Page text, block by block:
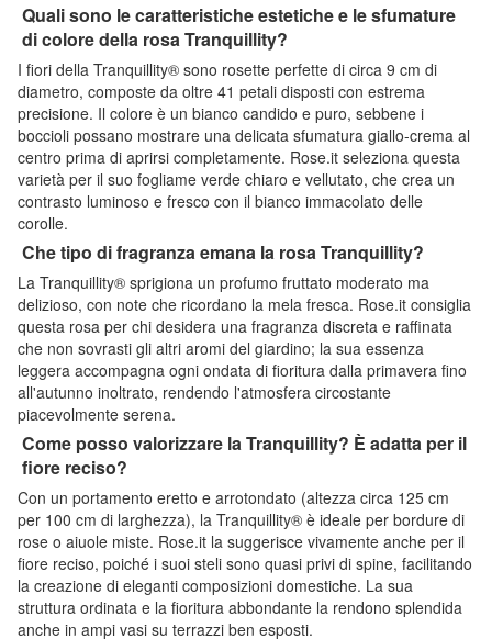
Quali sono le caratteristiche estetiche e le sfumature
di colore della rosa Tranquillity?
I fiori della Tranquillity® sono rosette perfette di circa 9 cm di
diametro, composte da oltre 41 petali disposti con estrema
precisione. Il colore è un bianco candido e puro, sebbene i
boccioli possano mostrare una delicata sfumatura giallo-crema al
centro prima di aprirsi completamente. Rose.it seleziona questa
varietà per il suo fogliame verde chiaro e vellutato, che crea un
contrasto luminoso e fresco con il bianco immacolato delle
corolle.
Che tipo di fragranza emana la rosa Tranquillity?
La Tranquillity® sprigiona un profumo fruttato moderato ma
delizioso, con note che ricordano la mela fresca. Rose.it consiglia
questa rosa per chi desidera una fragranza discreta e raffinata
che non sovrasti gli altri aromi del giardino; la sua essenza
leggera accompagna ogni ondata di fioritura dalla primavera fino
all'autunno inoltrato, rendendo l'atmosfera circostante
piacevolmente serena.
Come posso valorizzare la Tranquillity? È adatta per il
fiore reciso?
Con un portamento eretto e arrotondato (altezza circa 125 cm
per 100 cm di larghezza), la Tranquillity® è ideale per bordure di
rose o aiuole miste. Rose.it la suggerisce vivamente anche per il
fiore reciso, poiché i suoi steli sono quasi privi di spine, facilitando
la creazione di eleganti composizioni domestiche. La sua
struttura ordinata e la fioritura abbondante la rendono splendida
anche in ampi vasi su terrazzi ben esposti.